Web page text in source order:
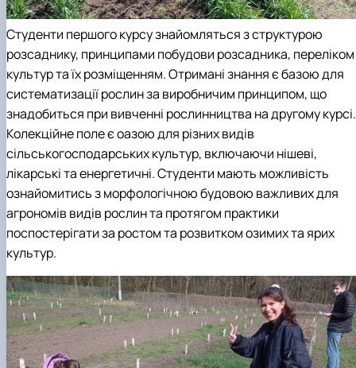
Студенти першого курсу знайомляться з структурою
розсаднику, принципами побудови розсадника, переліком
культур та їх розміщенням. Отримані знання є базою для
систематизації рослин за виробничим принципом, що
знадобиться при вивченні рослинництва на другому курсі.
Колекційне поле є оазою для різних видів
сільськогосподарських культур, включаючи нішеві,
лікарські та енергетичні. Студенти мають можливість
ознайомитись з морфологічною будовою важливих для
агрономів видів рослин та протягом практики
поспостерігати за ростом та розвитком озимих та ярих
культур.